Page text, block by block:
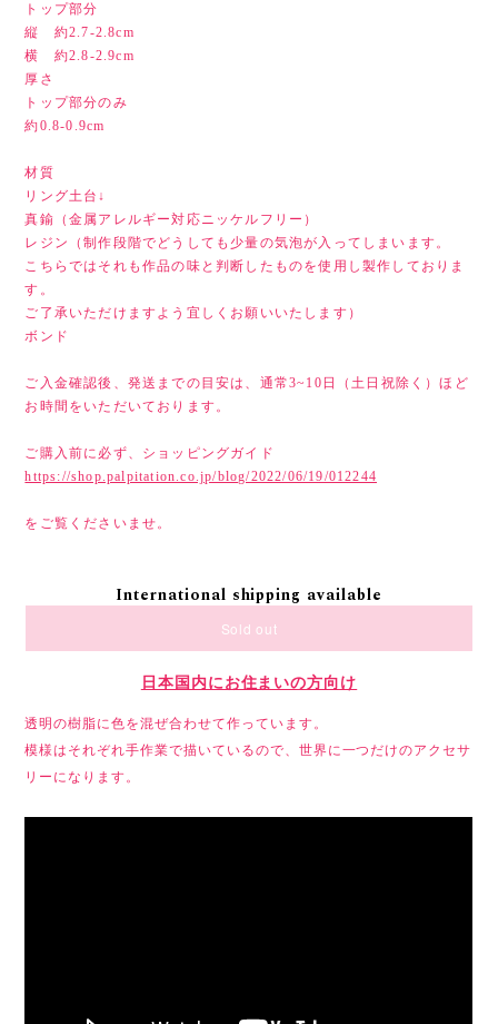
トップ部分
縦 約2.7-2.8cm
横 約2.8-2.9cm
厚さ
トップ部分のみ
約0.8-0.9cm
材質
リング土台↓
真鍮（金属アレルギー対応ニッケルフリー）
レジン（制作段階でどうしても少量の気泡が入ってしまいます。
こちらではそれも作品の味と判断したものを使用し製作しておりま
す。
ご了承いただけますよう宜しくお願いいたします）
ボンド
ご入金確認後、発送までの目安は、通常3~10日（土日祝除く）ほど
お時間をいただいております。
ご購入前に必ず、ショッピングガイド
https://shop.palpitation.co.jp/blog/2022/06/19/012244
をご覧くださいませ。
International shipping available
Sold out
日本国内にお住まいの方向け
透明の樹脂に色を混ぜ合わせて作っています。
模様はそれぞれ手作業で描いているので、世界に一つだけのアクセサ
リーになります。